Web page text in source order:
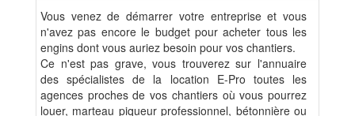
Vous venez de démarrer votre entreprise et vous
n'avez pas encore le budget pour acheter tous les
engins dont vous auriez besoin pour vos chantiers.
Ce n'est pas grave, vous trouverez sur l'annuaire
des spécialistes de la location E-Pro toutes les
agences proches de vos chantiers où vous pourrez
louer, marteau piqueur professionnel, bétonnière ou